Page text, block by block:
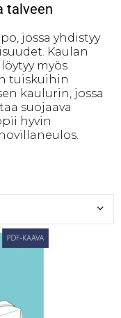
talveen
jossa yhdistyy
Kaulan
myös
tuiskuihin
kaulurin, jossa
suojaava
hyvin